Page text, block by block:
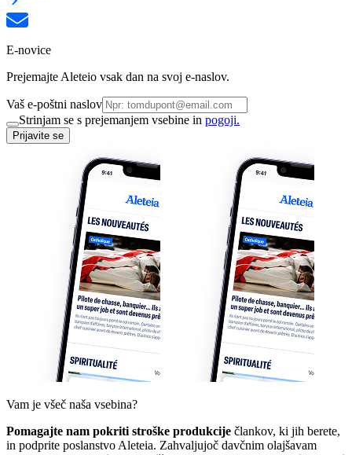
E-novice
Prejemajte Aleteio vsak dan na svoj e-naslov.
Vaš e-poštni naslov
Strinjam se s prejemanjem vsebine in pogoji.
Prijavite se
Vam je všeč naša vsebina?
Pomagajte nam pokriti stroške produkcije člankov, ki jih berete,
in podprite poslanstvo Aleteia. Zahvaljujoč davčnim olajšavam